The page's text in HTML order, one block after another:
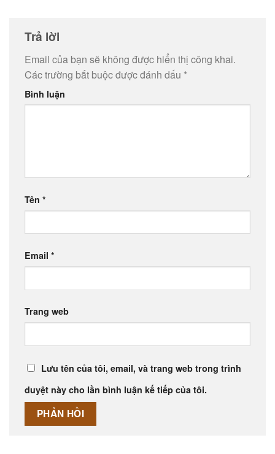
Trả lời
Email của bạn sẽ không được hiển thị công khai.
Các trường bắt buộc được đánh dấu *
Bình luận
Tên *
Email *
Trang web
Lưu tên của tôi, email, và trang web trong trình
duyệt này cho lần bình luận kế tiếp của tôi.